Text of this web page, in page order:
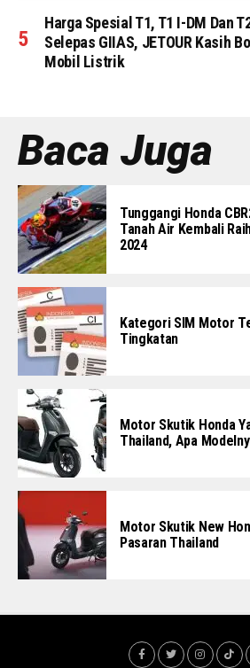
Harga Spesial T1, T1 I-DM Dan
Selepas GIIAS, JETOUR Kasih
Mobil Listrik
Baca Juga
Tunggangi Honda
Tanah Air Kembali
2024
Kategori SIM Motor
Tingkatan
Motor Skutik Honda
Thailand, Apa
Motor Skutik New
Pasaran Thailand